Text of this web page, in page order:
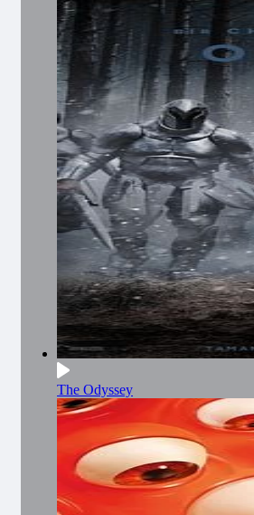
The Odyssey